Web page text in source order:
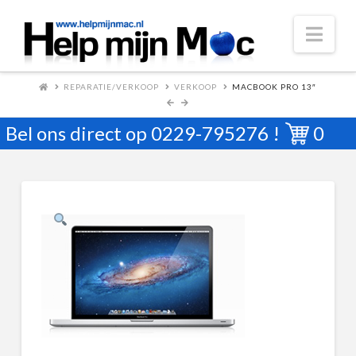
REPARATIE/VERKOOP VERKOOP MACBOOK PRO 13″
Bel ons direct op 0229-795276 ! 0